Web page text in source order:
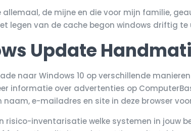
allemaal, de mijne en die voor mijn familie,
legen van de cache begon windows driftig
Update
naar Windows 10 op verschillende
informatie over advertenties op
naam, e-mailadres en site in deze browser
risico-inventarisatie welke systemen in